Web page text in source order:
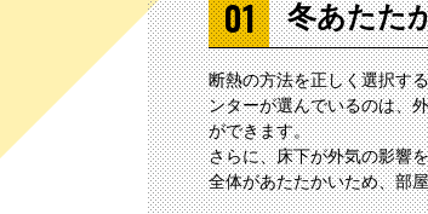
冬あたた
断熱の方法を正しく選択す
ンターが選んでいるのは、
ができます。
さらに、床下が外気の影響
全体があたたかいため、部